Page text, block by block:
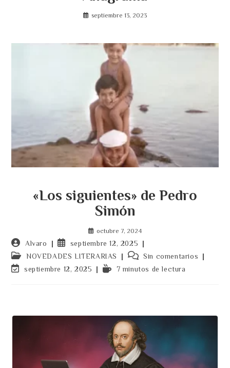
septiembre 13, 2023
«Los siguientes» de Pedro
Simón
octubre 7, 2024
Autor
de
la
entrada:
Alvaro
Publicación
de
entrada:
septiembre 12, 2025
Categoría
de
la
NOVEDADES LITERARIAS
Comentarios
Sin comentarios
Últimaseptiembre 12, 2025
Tiempo7 minutos de lectura